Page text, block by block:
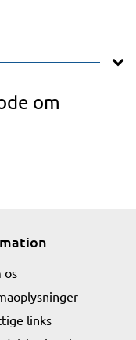
om
os
links